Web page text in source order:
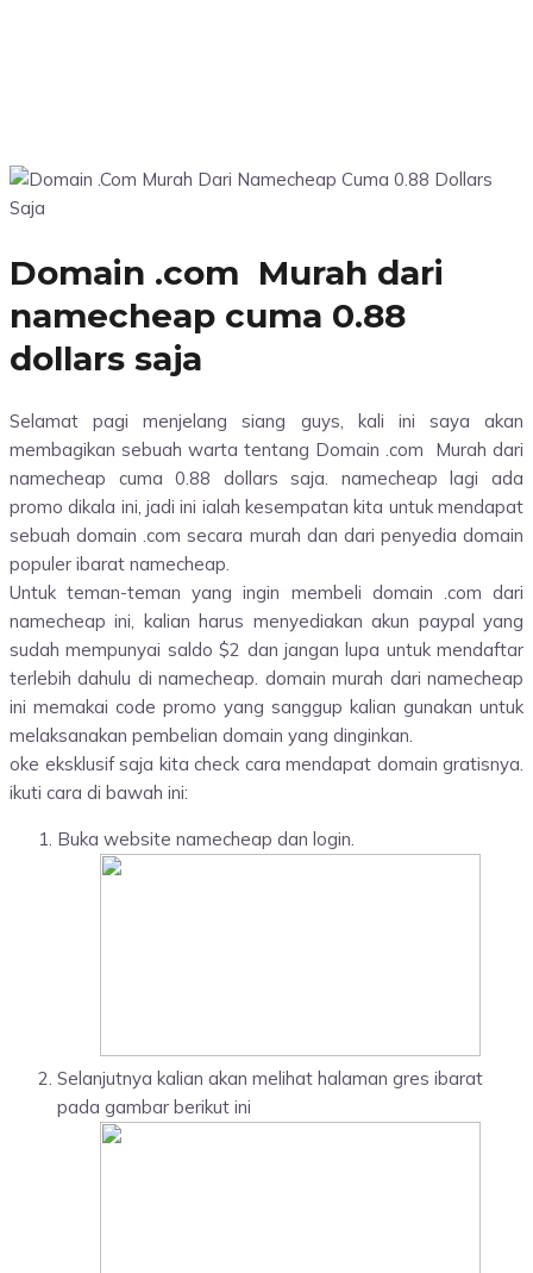
Domain .com Murah dari
namecheap cuma 0.88
dollars saja
Selamat pagi menjelang siang guys, kali ini saya akan
membagikan sebuah warta tentang Domain .com Murah dari
namecheap cuma 0.88 dollars saja. namecheap lagi ada
promo dikala ini, jadi ini ialah kesempatan kita untuk mendapat
sebuah domain .com secara murah dan dari penyedia domain
populer ibarat namecheap.
Untuk teman-teman yang ingin membeli domain .com dari
namecheap ini, kalian harus menyediakan akun paypal yang
sudah mempunyai saldo $2 dan jangan lupa untuk mendaftar
terlebih dahulu di namecheap. domain murah dari namecheap
ini memakai code promo yang sanggup kalian gunakan untuk
melaksanakan pembelian domain yang dinginkan.
oke eksklusif saja kita check cara mendapat domain gratisnya.
ikuti cara di bawah ini:
Buka website namecheap dan login.
Selanjutnya kalian akan melihat halaman gres ibarat
pada gambar berikut ini